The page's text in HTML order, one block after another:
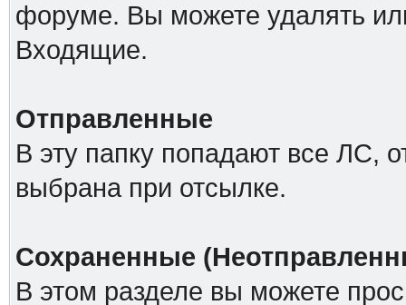
форуме. Вы можете удалять
Входящие.
Отправленные
В эту папку попадают все ЛС,
выбрана при отсылке.
Сохраненные
В этом разделе вы можете